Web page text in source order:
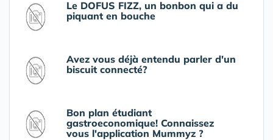
Le DOFUS FIZZ, un bonbon qui a du
piquant en bouche
Avez vous déjà entendu parler d'un
biscuit connecté?
Bon plan étudiant
gastroeconomique! Connaissez
vous l'application Mummyz ?